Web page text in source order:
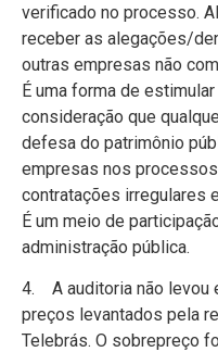
verificado no processo.
receber as alegações/
outras empresas não
É uma forma de
consideração que
defesa do patrimônio
empresas nos processos
contratações irregulares
É um meio de
administração pública.
4. A auditoria não levou
preços levantados pela
Telebrás. O sobrepreço